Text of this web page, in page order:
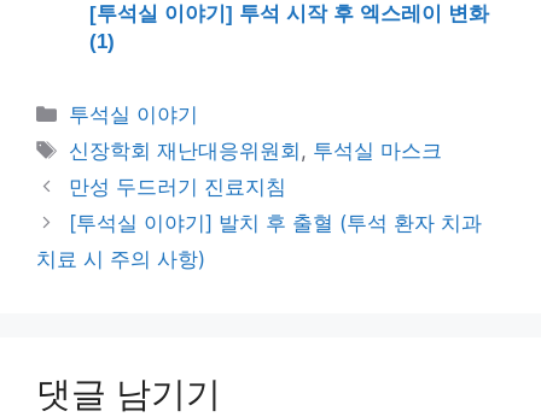
[투석실 이야기] 투석 시작 후 엑스레이 변화
(1)
카
테
리
투석실 이야기
태
그
신장학회 재난대응위원회 , 투석실 마스크
만성 두드러기 진료지침
[투석실 이야기] 발치 후 출혈 (투석 환자 치과
치료 시 주의 사항)
댓글 남기기